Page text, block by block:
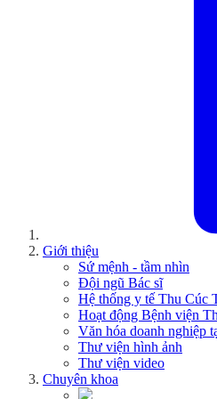
Giới thiệu
Sứ mệnh - tầm nhìn
Đội ngũ Bác sĩ
Hệ thống y tế Thu Cúc
Hoạt động Bệnh viện
Văn hóa doanh nghiệp
Thư viện hình ảnh
Thư viện video
Chuyên khoa